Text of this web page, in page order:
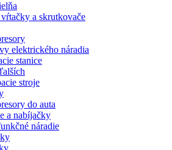
a skrutkovače
elektrického náradia
stanice
stroje
do auta
a nabíjačky
náradie